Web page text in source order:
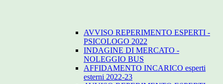
AVVISO REPERIMENTO ESPERTI -
PSICOLOGO 2022
INDAGINE DI MERCATO -
NOLEGGIO BUS
AFFIDAMENTO INCARICO esperti
esterni 2022-23